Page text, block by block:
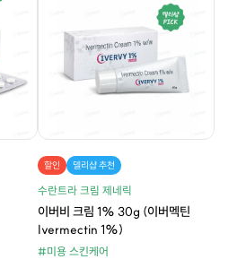
할인 델리샵 추천
수란트라 크림 제네릭
이버비 크림 1% 30g (이버멕틴
Ivermectin 1%)
#미용 스킨케어